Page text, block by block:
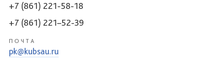
+7 (861) 221-58-18
+7 (861) 221–52-39
ПОЧТА
pk@kubsau.ru